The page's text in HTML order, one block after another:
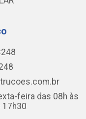
feira das 08h às
17h30